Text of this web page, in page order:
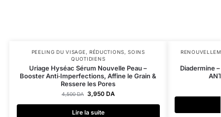
PEELING DU VISAGE, RÉDUCTIONS,SOINS
QUOTIDIENS
Uriage Hyséac Sérum Nouvelle Peau –
Booster Anti‑Imperfections, Affine le Grain &
Ressere les Pores
4,500DA 3,950 DA
Lire la suite
Diadermine